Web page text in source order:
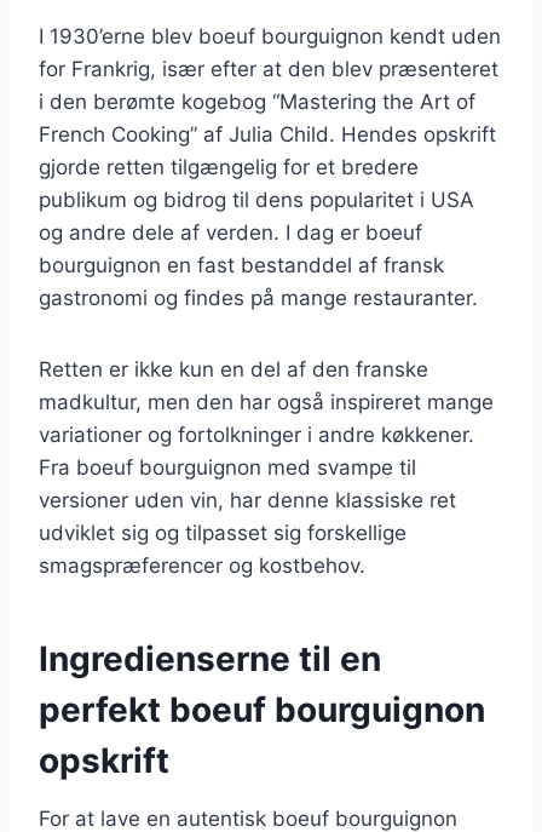
I 1930’erne blev boeuf bourguignon kendt uden
for Frankrig, især efter at den blev præsenteret
i den berømte kogebog “Mastering the Art of
French Cooking” af Julia Child. Hendes opskrift
gjorde retten tilgængelig for et bredere
publikum og bidrog til dens popularitet i USA
og andre dele af verden. I dag er boeuf
bourguignon en fast bestanddel af fransk
gastronomi og findes på mange restauranter.
Retten er ikke kun en del af den franske
madkultur, men den har også inspireret mange
variationer og fortolkninger i andre køkkener.
Fra boeuf bourguignon med svampe til
versioner uden vin, har denne klassiske ret
udviklet sig og tilpasset sig forskellige
smagspræferencer og kostbehov.
Ingredienserne til en
perfekt boeuf bourguignon
opskrift
For at lave en autentisk boeuf bourguignon